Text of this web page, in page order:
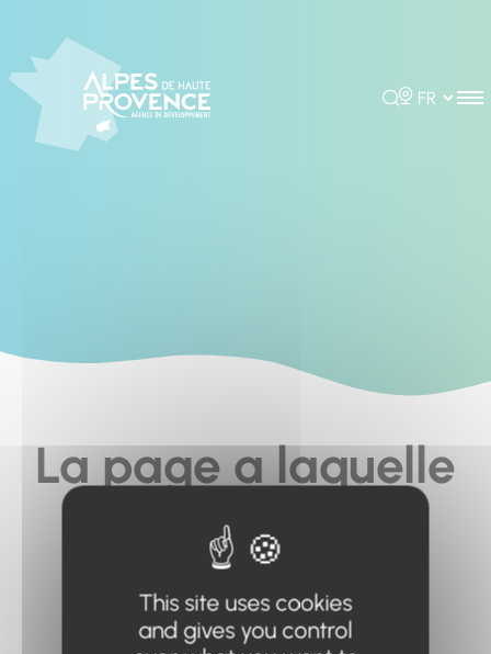
Rechercher
Choisir la
La page a laquelle
vous cherchez à
accéder n'existe
pas... ou plus.
This site uses cookies
and gives you control